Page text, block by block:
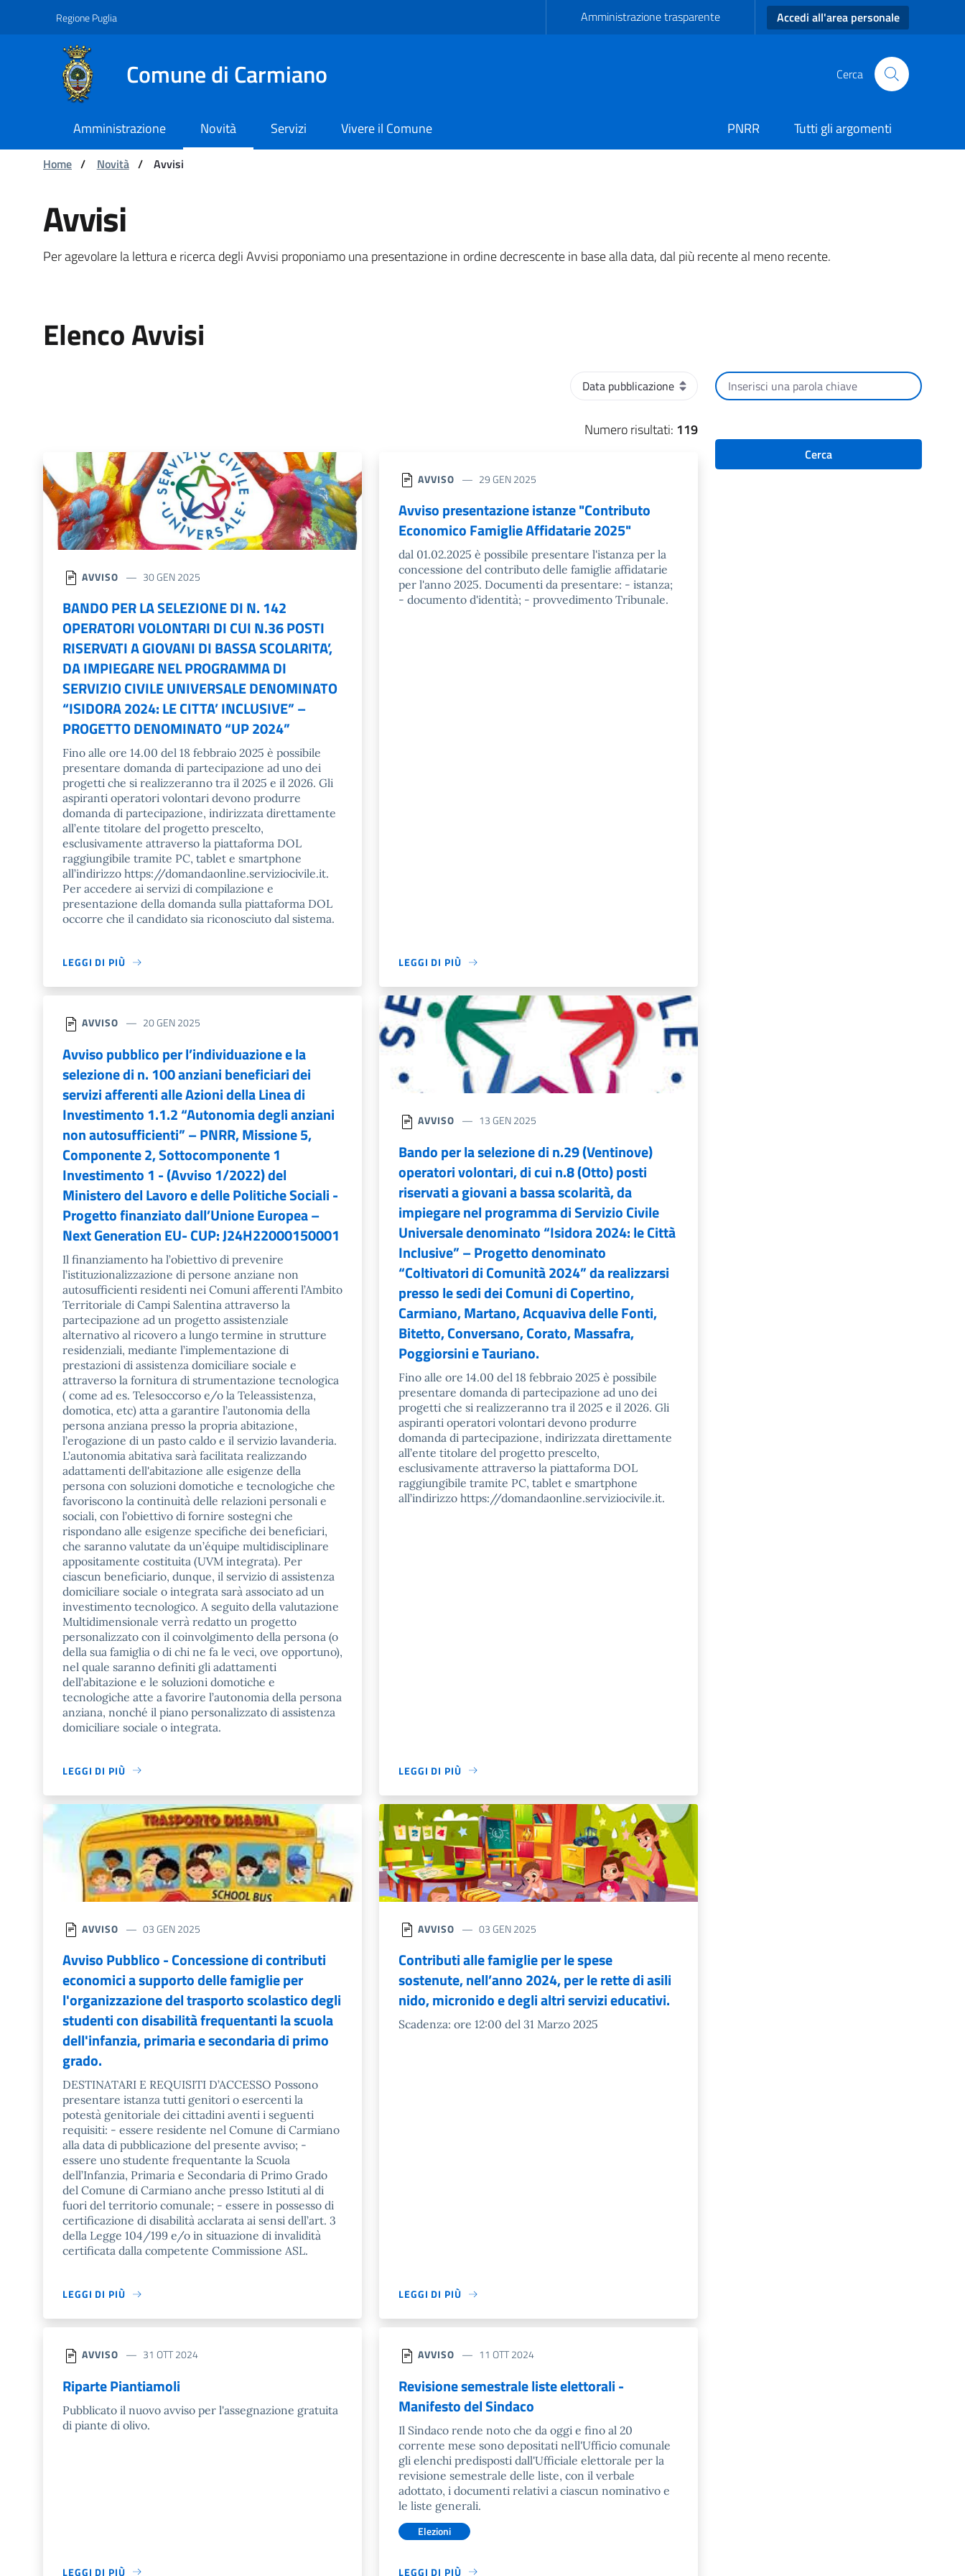
Navigazione
Salta al contenuto
Regione Puglia Amministrazione trasparente Accedi all'area personale
Comune di Carmiano Cerca
Amministrazione Novità Servizi Vivere il Comune PNRR
Tutti gli argomenti
Ti trovi in:
Home / Novità / Avvisi
Avvisi - Comune di Carmiano
Avvisi
Per agevolare la lettura e ricerca degli Avvisi proponiamo una presentazione in ordine decrescente in base alla data, dal più recente al meno recente.
Elenco Avvisi
Ordinamento
Numero risultati: 119
AVVISO 30 GEN 2025
BANDO PER LA SELEZIONE DI N. 142
OPERATORI VOLONTARI DI CUI N.36 POSTI
RISERVATI A GIOVANI DI BASSA SCOLARITA’,
DA IMPIEGARE NEL PROGRAMMA DI
SERVIZIO CIVILE UNIVERSALE DENOMINATO
“ISIDORA 2024: LE CITTA’ INCLUSIVE” –
PROGETTO DENOMINATO “UP 2024”
Fino alle ore 14.00 del 18 febbraio 2025 è possibile
presentare domanda di partecipazione ad uno dei
progetti che si realizzeranno tra il 2025 e il 2026. Gli
aspiranti operatori volontari devono produrre
domanda di partecipazione, indirizzata direttamente
all’ente titolare del progetto prescelto,
esclusivamente attraverso la piattaforma DOL
raggiungibile tramite PC, tablet e smartphone
all’indirizzo https://domandaonline.serviziocivile.it.
Per accedere ai servizi di compilazione e
presentazione della domanda sulla piattaforma DOL
occorre che il candidato sia riconosciuto dal sistema.
LEGGI DI PIÙ
AVVISO 29 GEN 2025
Avviso presentazione istanze "Contributo
Economico Famiglie Affidatarie 2025"
dal 01.02.2025 è possibile presentare l'istanza per la
concessione del contributo delle famiglie affidatarie
per l'anno 2025. Documenti da presentare: - istanza;
- documento d'identità; - provvedimento Tribunale.
LEGGI DI PIÙ
AVVISO 20 GEN 2025
Avviso pubblico per l’individuazione e la
selezione di n. 100 anziani beneficiari dei
servizi afferenti alle Azioni della Linea di
Investimento 1.1.2 “Autonomia degli anziani
non autosufficienti” – PNRR, Missione 5,
Componente 2, Sottocomponente 1
Investimento 1 - (Avviso 1/2022) del
Ministero del Lavoro e delle Politiche Sociali -
Progetto finanziato dall’Unione Europea –
Next Generation EU- CUP: J24H22000150001
Il finanziamento ha l’obiettivo di prevenire
l’istituzionalizzazione di persone anziane non
autosufficienti residenti nei Comuni afferenti l’Ambito
Territoriale di Campi Salentina attraverso la
partecipazione ad un progetto assistenziale
alternativo al ricovero a lungo termine in strutture
residenziali, mediante l’implementazione di
prestazioni di assistenza domiciliare sociale e
attraverso la fornitura di strumentazione tecnologica
( come ad es. Telesoccorso e/o la Teleassistenza,
domotica, etc) atta a garantire l’autonomia della
persona anziana presso la propria abitazione,
l’erogazione di un pasto caldo e il servizio lavanderia.
L’autonomia abitativa sarà facilitata realizzando
adattamenti dell'abitazione alle esigenze della
persona con soluzioni domotiche e tecnologiche che
favoriscono la continuità delle relazioni personali e
sociali, con l’obiettivo di fornire sostegni che
rispondano alle esigenze specifiche dei beneficiari,
che saranno valutate da un’équipe multidisciplinare
appositamente costituita (UVM integrata). Per
ciascun beneficiario, dunque, il servizio di assistenza
domiciliare sociale o integrata sarà associato ad un
investimento tecnologico. A seguito della valutazione
Multidimensionale verrà redatto un progetto
personalizzato con il coinvolgimento della persona (o
della sua famiglia o di chi ne fa le veci, ove opportuno),
nel quale saranno definiti gli adattamenti
dell’abitazione e le soluzioni domotiche e
tecnologiche atte a favorire l’autonomia della persona
anziana, nonché il piano personalizzato di assistenza
domiciliare sociale o integrata.
LEGGI DI PIÙ
AVVISO 13 GEN 2025
Bando per la selezione di n.29 (Ventinove)
operatori volontari, di cui n.8 (Otto) posti
riservati a giovani a bassa scolarità, da
impiegare nel programma di Servizio Civile
Universale denominato “Isidora 2024: le Città
Inclusive” – Progetto denominato
“Coltivatori di Comunità 2024” da realizzarsi
presso le sedi dei Comuni di Copertino,
Carmiano, Martano, Acquaviva delle Fonti,
Bitetto, Conversano, Corato, Massafra,
Poggiorsini e Tauriano.
Fino alle ore 14.00 del 18 febbraio 2025 è possibile
presentare domanda di partecipazione ad uno dei
progetti che si realizzeranno tra il 2025 e il 2026. Gli
aspiranti operatori volontari devono produrre
domanda di partecipazione, indirizzata direttamente
all’ente titolare del progetto prescelto,
esclusivamente attraverso la piattaforma DOL
raggiungibile tramite PC, tablet e smartphone
all’indirizzo https://domandaonline.serviziocivile.it.
LEGGI DI PIÙ
AVVISO 03 GEN 2025
Avviso Pubblico - Concessione di contributi
economici a supporto delle famiglie per
l'organizzazione del trasporto scolastico degli
studenti con disabilità frequentanti la scuola
dell'infanzia, primaria e secondaria di primo
grado.
DESTINATARI E REQUISITI D’ACCESSO Possono
presentare istanza tutti genitori o esercenti la
potestà genitoriale dei cittadini aventi i seguenti
requisiti: - essere residente nel Comune di Carmiano
alla data di pubblicazione del presente avviso; -
essere uno studente frequentante la Scuola
dell’Infanzia, Primaria e Secondaria di Primo Grado
del Comune di Carmiano anche presso Istituti al di
fuori del territorio comunale; - essere in possesso di
certificazione di disabilità acclarata ai sensi dell’art. 3
della Legge 104/199 e/o in situazione di invalidità
certificata dalla competente Commissione ASL.
LEGGI DI PIÙ
AVVISO 03 GEN 2025
Contributi alle famiglie per le spese
sostenute, nell’anno 2024, per le rette di asili
nido, micronido e degli altri servizi educativi.
Scadenza: ore 12:00 del 31 Marzo 2025
LEGGI DI PIÙ
AVVISO 31 OTT 2024
Riparte Piantiamoli
Pubblicato il nuovo avviso per l'assegnazione gratuita
di piante di olivo.
LEGGI DI PIÙ
AVVISO 11 OTT 2024
Revisione semestrale liste elettorali -
Manifesto del Sindaco
Il Sindaco rende noto che da oggi e fino al 20
corrente mese sono depositati nell'Ufficio comunale
gli elenchi predisposti dall'Ufficiale elettorale per la
revisione semestrale delle liste, con il verbale
adottato, i documenti relativi a ciascun nominativo e
le liste generali.
Elezioni
LEGGI DI PIÙ
Cerca per testo
Cerca